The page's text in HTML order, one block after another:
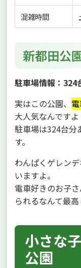
混雑時間
新都田公
駐車場情報：324
実はこの公園、
大人気なんですよ
駐車場は324台分
す。
わんぱくゲレン
いますよ。
電車好きのお子
られるなんて最
小さな
公園